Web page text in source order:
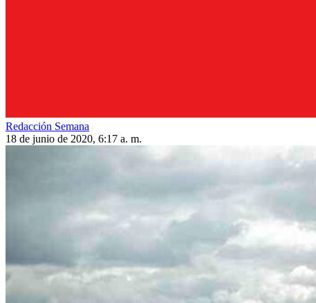
Redacción Semana
18 de junio de 2020, 6:17 a. m.